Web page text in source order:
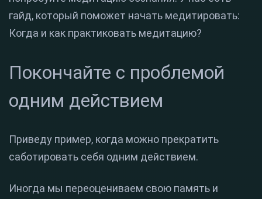
гайд, который поможет начать медитировать:
Когда и как практиковать медитацию?
Покончайте с проблемой
одним действием
Приведу пример, когда можно прекратить
саботировать себя одним действием.
Иногда мы переоцениваем свою память и